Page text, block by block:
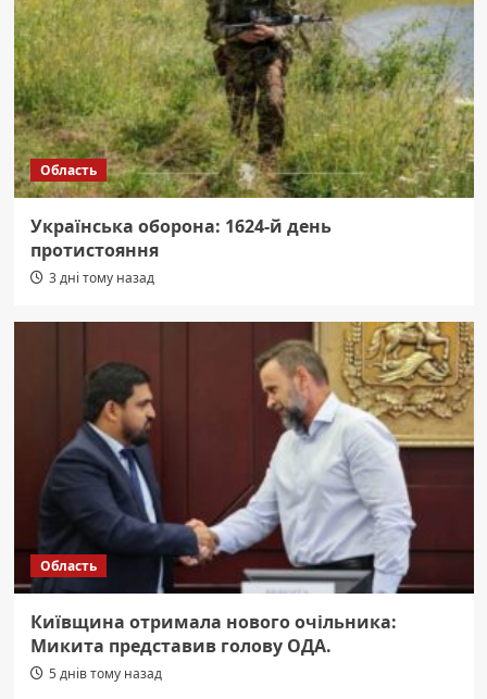
Область
Українська оборона: 1624-й день
протистояння
3 дні тому назад
Область
Київщина отримала нового очільника:
Микита представив голову ОДА.
5 днів тому назад